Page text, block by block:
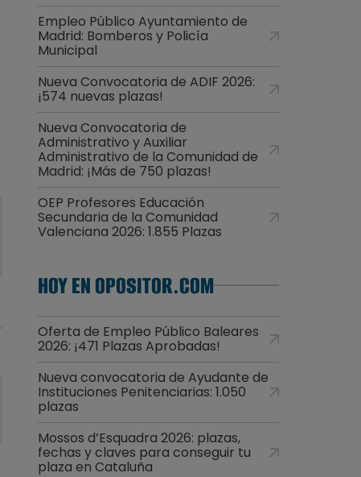
Empleo Público Ayuntamiento de
Madrid: Bomberos y Policía
Municipal
Nueva Convocatoria de ADIF 2026:
¡574 nuevas plazas!
Nueva Convocatoria de
Administrativo y Auxiliar
Administrativo de la Comunidad de
Madrid: ¡Más de 750 plazas!
OEP Profesores Educación
Secundaria de la Comunidad
Valenciana 2026: 1.855 Plazas
HOY EN OPOSITOR.COM
Oferta de Empleo Público Baleares
2026: ¡471 Plazas Aprobadas!
Nueva convocatoria de Ayudante de
Instituciones Penitenciarias: 1.050
plazas
Mossos d’Esquadra 2026: plazas,
fechas y claves para conseguir tu
plaza en Cataluña